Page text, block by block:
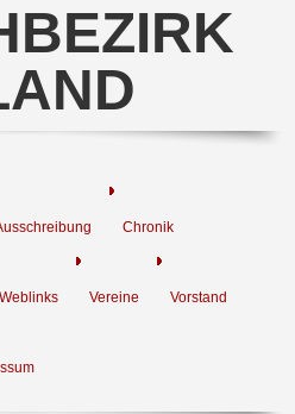
Chronik
Weblinks Vereine Vorstand